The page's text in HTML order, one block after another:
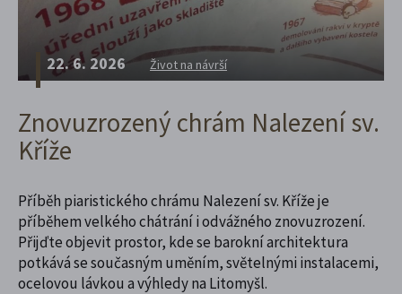
22. 6. 2026 Život na návrší
Znovuzrozený chrám Nalezení sv.
Kříže
Příběh piaristického chrámu Nalezení sv. Kříže je
příběhem velkého chátrání i odvážného znovuzrození.
Přijďte objevit prostor, kde se barokní architektura
potkává se současným uměním, světelnými instalacemi,
ocelovou lávkou a výhledy na Litomyšl.